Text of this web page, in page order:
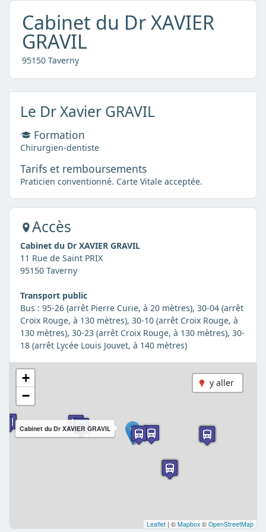
Cabinet du Dr XAVIER
GRAVIL
95150 Taverny
Le Dr Xavier GRAVIL
Formation
Chirurgien-dentiste
Tarifs et remboursements
Praticien conventionné. Carte Vitale acceptée.
Accès
Cabinet du Dr XAVIER GRAVIL
11 Rue de Saint PRIX
95150 Taverny
Transport public
Bus : 95-26 (arrêt Pierre Curie, à 20 mètres), 30-04 (arrêt
Croix Rouge, à 130 mètres), 30-10 (arrêt Croix Rouge, à
130 mètres), 30-23 (arrêt Croix Rouge, à 130 mètres), 30-
18 (arrêt Lycée Louis Jouvet, à 140 mètres)
y aller
Cabinet du Dr XAVIER GRAVIL
+
−
Leaflet | © Mapbox © OpenStreetMap